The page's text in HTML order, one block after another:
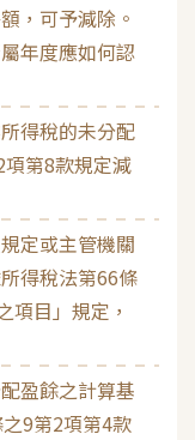
，可予減除。
年度應如何認
得稅的未分配
第8款規定減
定或主管機關
得稅法第66條
項目」規定，
盈餘之計算基
9第2項第4款